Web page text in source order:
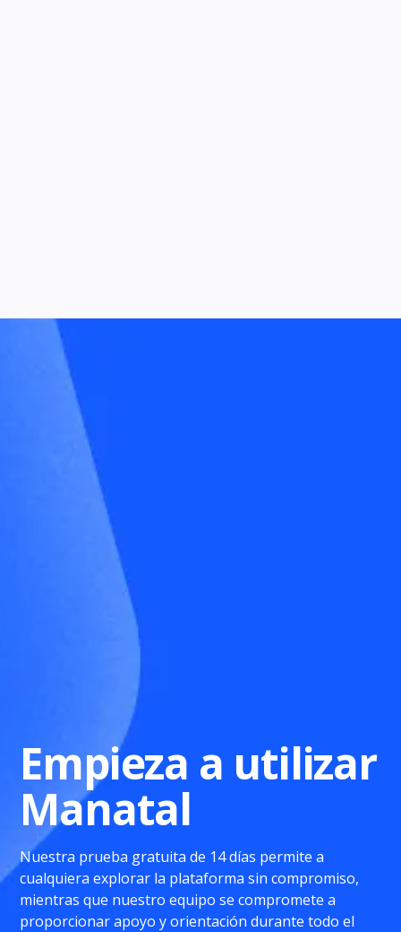
Empieza a utilizar
Manatal
Nuestra prueba gratuita de 14 días permite a
cualquiera explorar la plataforma sin compromiso,
mientras que nuestro equipo se compromete a
proporcionar apoyo y orientación durante todo el